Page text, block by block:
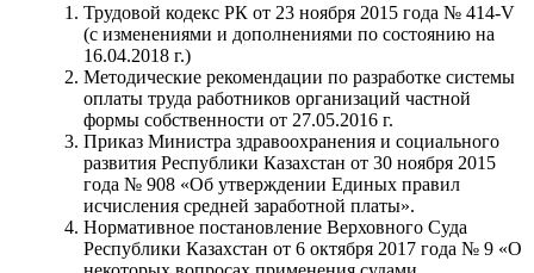
Трудовой кодекс РК от 23 ноября 2015 года № 414-V
(с изменениями и дополнениями по состоянию на
16.04.2018 г.)
Методические рекомендации по разработке системы
оплаты труда работников организаций частной
формы собственности от 27.05.2016 г.
Приказ Министра здравоохранения и социального
развития Республики Казахстан от 30 ноября 2015
года № 908 «Об утверждении Единых правил
исчисления средней заработной платы».
Нормативное постановление Верховного Суда
Республики Казахстан от 6 октября 2017 года № 9 «О